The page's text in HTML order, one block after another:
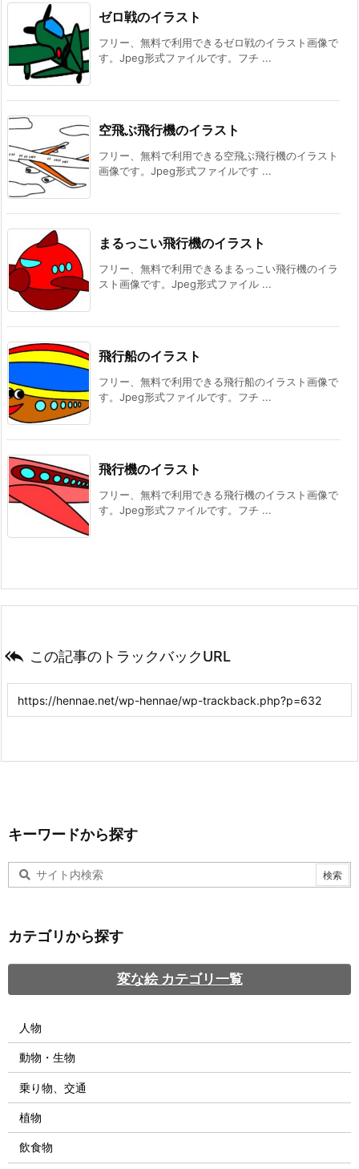
ゼロ戦のイラスト
フリー、無料で利用できるゼロ戦のイラスト画像で
す。Jpeg形式ファイルです。フチ ...
空飛ぶ飛行機のイラスト
フリー、無料で利用できる空飛ぶ飛行機のイラスト
画像です。Jpeg形式ファイルです ...
まるっこい飛行機のイラスト
フリー、無料で利用できるまるっこい飛行機のイラ
スト画像です。Jpeg形式ファイル ...
飛行船のイラスト
フリー、無料で利用できる飛行船のイラスト画像で
す。Jpeg形式ファイルです。フチ ...
飛行機のイラスト
フリー、無料で利用できる飛行機のイラスト画像で
す。Jpeg形式ファイルです。フチ ...
 この記事のトラックバックURL
キーワードから探す
カテゴリから探す
変な絵 カテゴリ一覧
人物
動物・生物
乗り物、交通
植物
飲食物